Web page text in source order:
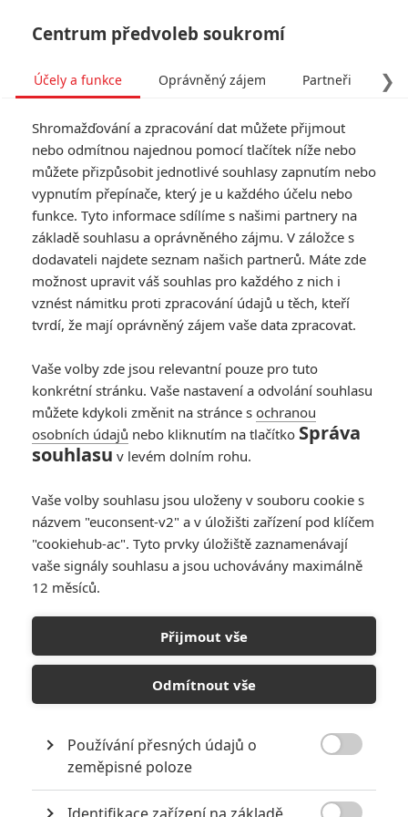
Vetřelec: Covenant
Alien: Covenant
Český název:Vetřelec: Covenant
Premiéra:19.05.2017
Česká premiéra:
Velká Británie , Kanada
Zéland
Alien: Covenant je druhou kapitolou v prequelové trilogii k Vetřelci,
která začala v Prometheovi a pojí se přímo na Scottovo klíčové dílo
galaxie objeví posádka kolonizační lodi Covenant něco, o čem si
myslí, že je nezmapovaný ráj. Ve skutečnosti jde však o temný,
nebezpečný svět, jehož jediným obyvatelem je syntetický David
(Michael Fassbender), přeživší zatracené expedice Prometheus. V
Centrum předvoleb soukromí
❯
Účely a funkce Oprávněný zájem Partneři
Shromažďování a zpracování dat můžete přijmout
nebo odmítnou najednou pomocí tlačítek níže nebo
můžete přizpůsobit jednotlivé souhlasy zapnutím nebo
vypnutím přepínače, který je u každého účelu nebo
funkce. Tyto informace sdílíme s našimi partnery na
základě souhlasu a oprávněného zájmu. V záložce s
dodavateli najdete seznam našich partnerů. Máte zde
možnost upravit váš souhlas pro každého z nich i
vznést námitku proti zpracování údajů u těch, kteří
tvrdí, že mají oprávněný zájem vaše data zpracovat.
Vaše volby zde jsou relevantní pouze pro tuto
konkrétní stránku. Vaše nastavení a odvolání souhlasu
můžete kdykoli změnit na stránce s ochranou
osobních údajů nebo kliknutím na tlačítko Správa
souhlasu v levém dolním rohu.
Vaše volby souhlasu jsou uloženy v souboru cookie s
názvem "euconsent-v2" a v úložišti zařízení pod klíčem
"cookiehub-ac". Tyto prvky úložiště zaznamenávají
vaše signály souhlasu a jsou uchovávány maximálně
12 měsíců.
Přijmout vše
Odmítnout vše
Používání přesných údajů o
zeměpisné poloze